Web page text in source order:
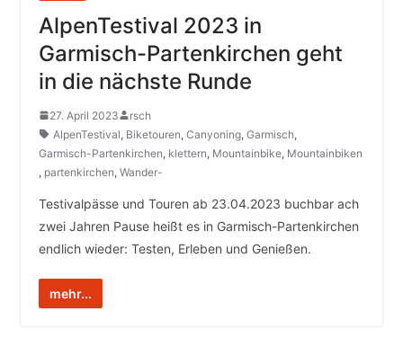
AlpenTestival 2023 in
Garmisch-Partenkirchen geht
in die nächste Runde
27. April 2023
rsch
AlpenTestival, Biketouren, Canyoning, Garmisch,
Garmisch-Partenkirchen, klettern, Mountainbike, Mountainbiken
, partenkirchen, Wander-
Testivalpässe und Touren ab 23.04.2023 buchbar ach
zwei Jahren Pause heißt es in Garmisch-Partenkirchen
endlich wieder: Testen, Erleben und Genießen.
mehr...